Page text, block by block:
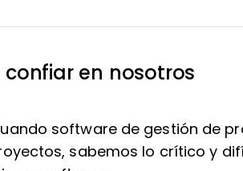
confiar en nosotros
software de gestión de
sabemos lo crítico y